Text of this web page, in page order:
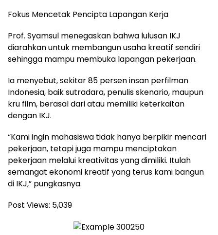
Fokus Mencetak Pencipta Lapangan Kerja
Prof. Syamsul menegaskan bahwa lulusan IKJ
diarahkan untuk membangun usaha kreatif sendiri
sehingga mampu membuka lapangan pekerjaan.
Ia menyebut, sekitar 85 persen insan perfilman
Indonesia, baik sutradara, penulis skenario, maupun
kru film, berasal dari atau memiliki keterkaitan
dengan IKJ.
“Kami ingin mahasiswa tidak hanya berpikir mencari
pekerjaan, tetapi juga mampu menciptakan
pekerjaan melalui kreativitas yang dimiliki. Itulah
semangat ekonomi kreatif yang terus kami bangun
di IKJ,” pungkasnya.
Post Views: 5,039